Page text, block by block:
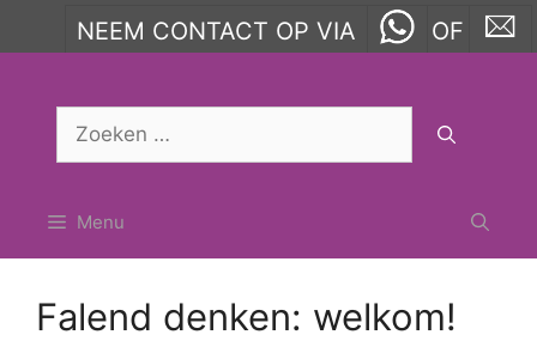
NEEM CONTACT OP VIA OF
Zoek
Menu
Falend denken: welkom!